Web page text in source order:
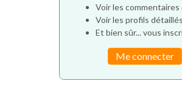
Voir les
Voir les profils
Et bien sûr... vous
Me connecter